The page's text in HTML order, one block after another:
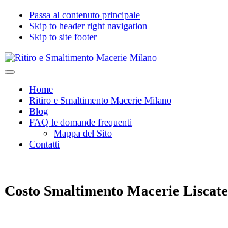
Passa al contenuto principale
Skip to header right navigation
Skip to site footer
Ritiro
Smaltimento
Macerie
Milano
Impresa
seria
certificata
Legname,
Menu
Home
Ritiro e Smaltimento Macerie Milano
Blog
FAQ le domande frequenti
Mappa del Sito
Contatti
Costo Smaltimento Macerie Liscate